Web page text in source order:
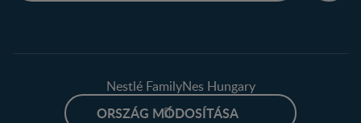
Nestlé FamilyNes Hungary
ORSZÁG MÓDOSÍTÁSA